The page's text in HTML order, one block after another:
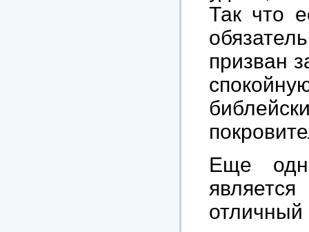
Так что
призван
Еще